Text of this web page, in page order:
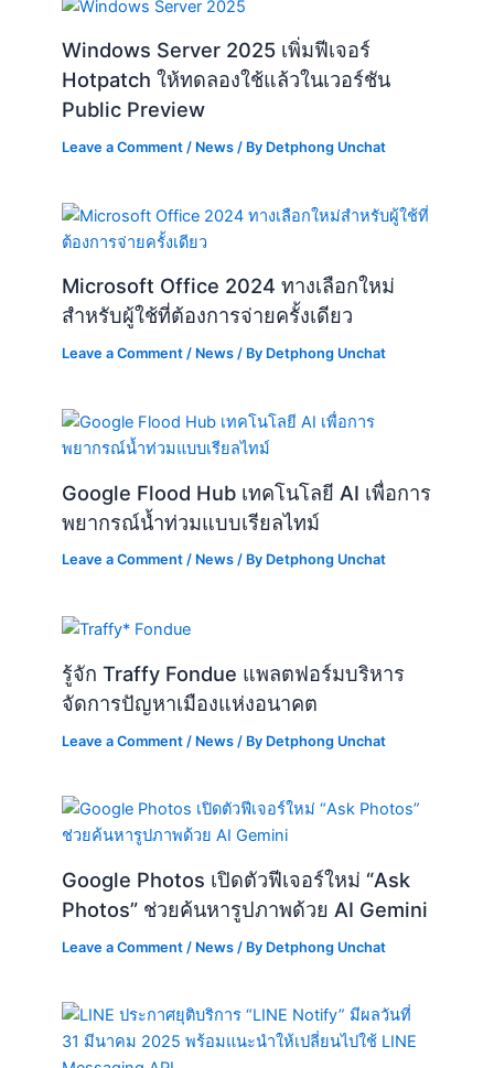
Windows Server 2025 เพิ่มฟีเจอร์
Hotpatch ให้ทดลองใช้แล้วในเวอร์ชัน
Public Preview
Leave a Comment / News / By Detphong Unchat
Microsoft Office 2024 ทางเลือกใหม่
สำหรับผู้ใช้ที่ต้องการจ่ายครั้งเดียว
Leave a Comment / News / By Detphong Unchat
Google Flood Hub เทคโนโลยี AI เพื่อการ
พยากรณ์น้ำท่วมแบบเรียลไทม์
Leave a Comment / News / By Detphong Unchat
รู้จัก Traffy Fondue แพลตฟอร์มบริหาร
จัดการปัญหาเมืองแห่งอนาคต
Leave a Comment / News / By Detphong Unchat
Google Photos เปิดตัวฟีเจอร์ใหม่ “Ask
Photos” ช่วยค้นหารูปภาพด้วย AI Gemini
Leave a Comment / News / By Detphong Unchat